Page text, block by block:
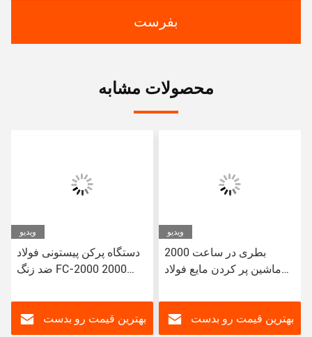
بفرست
محصولات مشابه
ویدیو
دستگاه پرکن پیستونی فولاد
ضد زنگ FC-2000 2000
50-1000 میلی لیتر حجم
پرکن 20-50 میلی متر
بهترین قیمت رو بدست
ویدیو
2000 بطری در ساعت
ماشین پر کردن مایع فولاد
بهترین قیمت رو بدست